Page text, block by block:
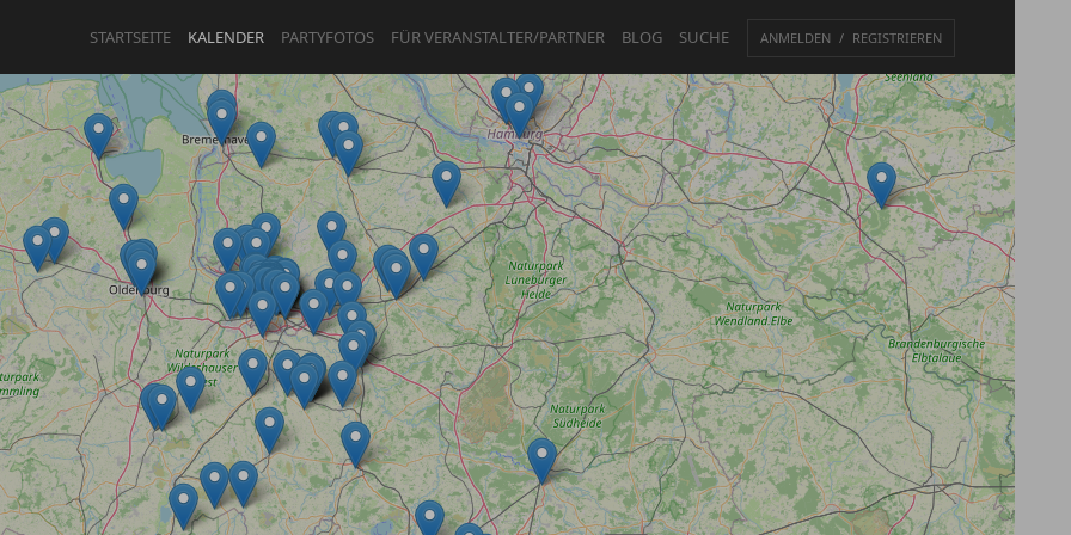
ANMELDEN REGISTRIEREN
STARTSEITE KALENDER PARTYFOTOS FÜR VERANSTALTER/PARTNER BLOG SUCHE
ANMELDENODERREGISTRIEREN
Angemeldet bleiben
ANMELDEN
Registrieren
Benutzername vergessen